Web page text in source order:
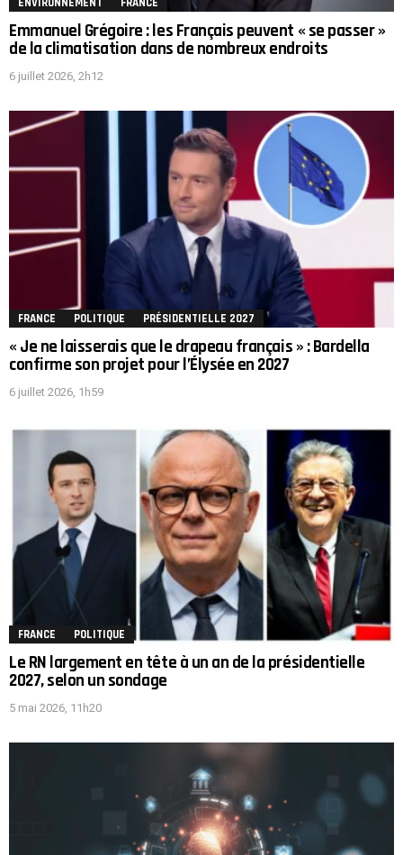
Emmanuel Grégoire : les Français peuvent « se passer »
de la climatisation dans de nombreux endroits
6 juillet 2026, 2h12
FRANCE POLITIQUE PRÉSIDENTIELLE 2027
« Je ne laisserais que le drapeau français » : Bardella
confirme son projet pour l’Élysée en 2027
6 juillet 2026, 1h59
FRANCE POLITIQUE
Le RN largement en tête à un an de la présidentielle
2027, selon un sondage
5 mai 2026, 11h20